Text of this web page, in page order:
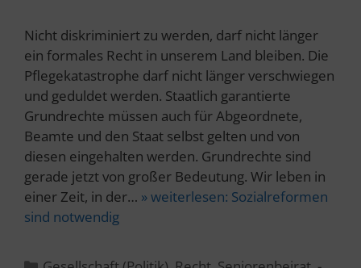
Nicht diskriminiert zu werden, darf nicht länger
ein formales Recht in unserem Land bleiben. Die
Pflegekatastrophe darf nicht länger verschwiegen
und geduldet werden. Staatlich garantierte
Grundrechte müssen auch für Abgeordnete,
Beamte und den Staat selbst gelten und von
diesen eingehalten werden. Grundrechte sind
gerade jetzt von großer Bedeutung. Wir leben in
einer Zeit, in der… » weiterlesen: Sozialreformen
sind notwendig
Kategorien